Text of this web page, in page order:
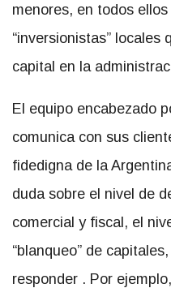
menores, en todos
“inversionistas”
capital en la
El equipo encabezado
comunica con sus
fidedigna de la
duda sobre el nivel de
comercial y fiscal, el
“blanqueo” de
responder . Por